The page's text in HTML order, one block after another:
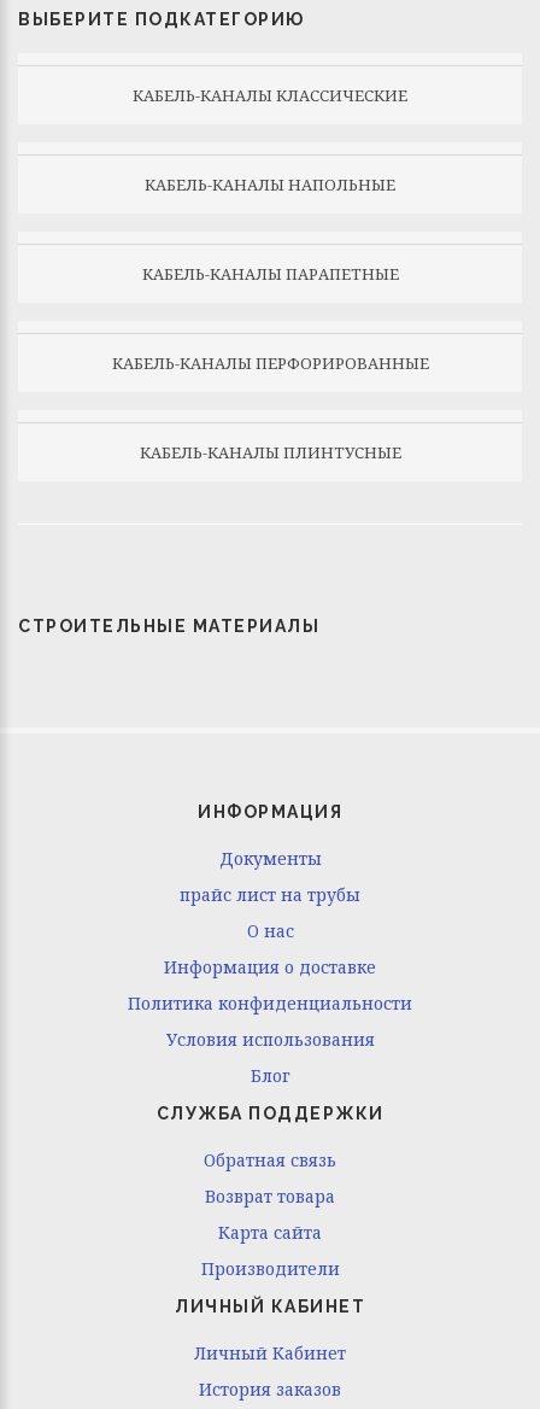
ВЫБЕРИТЕ ПОДКАТЕГОРИЮ
КАБЕЛЬ-КАНАЛЫ КЛАССИЧЕСКИЕ
КАБЕЛЬ-КАНАЛЫ НАПОЛЬНЫЕ
КАБЕЛЬ-КАНАЛЫ ПАРАПЕТНЫЕ
КАБЕЛЬ-КАНАЛЫ ПЕРФОРИРОВАННЫЕ
КАБЕЛЬ-КАНАЛЫ ПЛИНТУСНЫЕ
СТРОИТЕЛЬНЫЕ МАТЕРИАЛЫ
ИНФОРМАЦИЯ
Документы
прайс лист на трубы
O нас
Информация о доставке
Политика конфиденциальности
Условия использования
Блог
СЛУЖБА ПОДДЕРЖКИ
Обратная связь
Возврат товара
Карта сайта
Производители
ЛИЧНЫЙ КАБИНЕТ
Личный Кабинет
История заказов